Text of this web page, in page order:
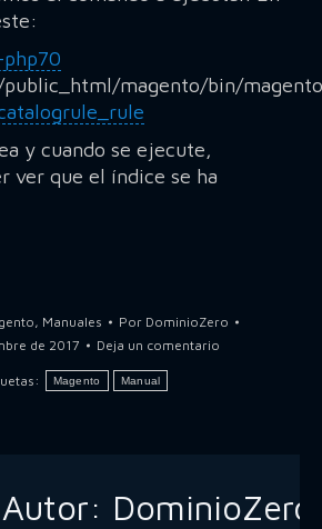
php70
magento/bin/magento
y cuando se ejecute,
ver que el índice se ha
, Manuales Por DominioZero
de 2017
Deja un comentario
Magento Manual
Autor: DominioZero